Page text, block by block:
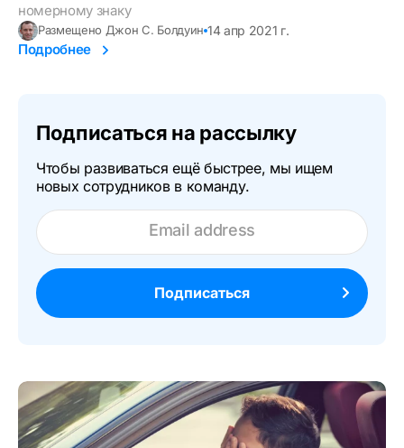
номерному знаку
Размещено Джон С. Болдуин 14 апр 2021 г.
Подробнее
Подписаться на рассылку
Чтобы развиваться ещё быстрее, мы ищем
новых сотрудников в команду.
Email address
Подписаться